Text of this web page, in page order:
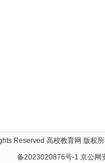
Reserved高校教育网 版权
备2023020876号-1 京公网